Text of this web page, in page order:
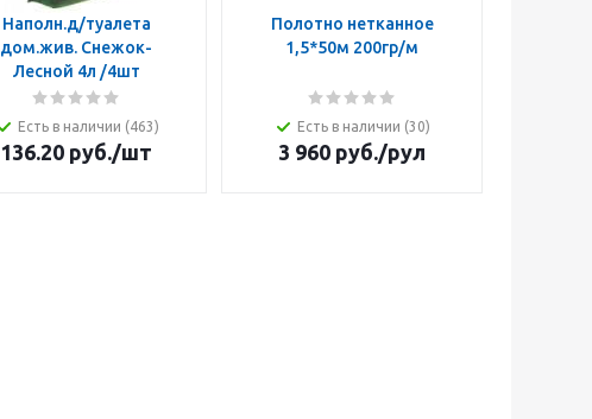
Наполн.д/туалета
дом.жив. Снежок-
Лесной 4л /4шт
Есть в наличии (463)
136.20 руб./шт
Полотно нетканное
1,5*50м 200гр/м
Есть в наличии (30)
3 960 руб./рул